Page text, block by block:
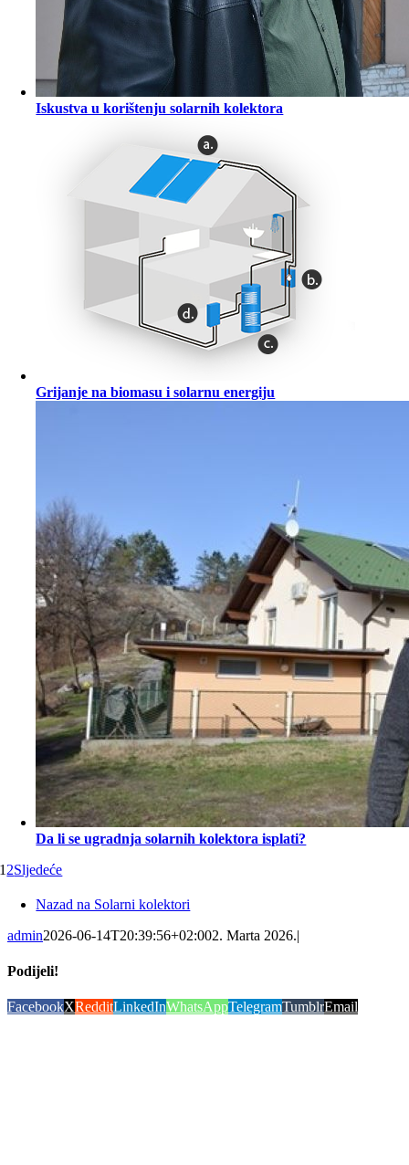
Iskustva u korištenju solarnih kolektora
Grijanje na biomasu i solarnu energiju
Da li se ugradnja solarnih kolektora isplati?
1 2Sljedeće
Nazad na Solarni kolektori
admin2026-06-14T20:39:56+02:002. Marta 2026.|
Podijeli!
FacebookXRedditLinkedInWhatsAppTelegramTumblrEmail